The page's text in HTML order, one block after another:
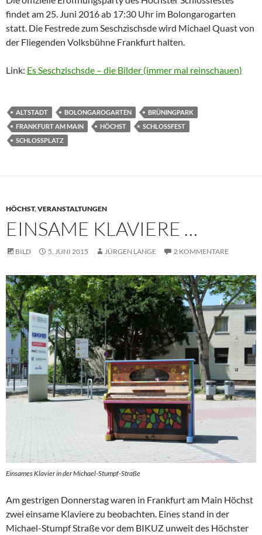
findet am 25. Juni 2016 ab 17:30 Uhr im Bolongarogarten
statt. Die Festrede zum Seschzischsde wird Michael Quast von
der Fliegenden Volksbühne Frankfurt halten.
Link: Es Seschzischsde – die Bilder (immer mal reinschauen)
ALTSTADT BOLONGAROGARTEN
BRÜNINGPARK
FRANKFURT AM MAIN
HÖCHST
SCHLOSSFEST
SCHLOSSPLATZ
HÖCHST,VERANSTALTUNGEN
EINSAME KLAVIERE …
BILD 5. JUNI 2015 JÜRGEN LANGE 2 KOMMENTARE
Einsames Klavier in der Michael-Stumpf-Straße
Am gestrigen Donnerstag waren in Frankfurt am Main Höchst
zwei einsame Klaviere zu beobachten. Eines stand in der
Michael-Stumpf Straße vor dem BIKUZ unweit des Höchster